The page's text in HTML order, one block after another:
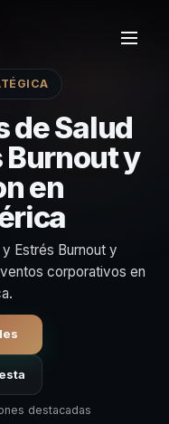
de Salud
Burnout y
en
Estrés Burnout y
corporativos en
destacadas